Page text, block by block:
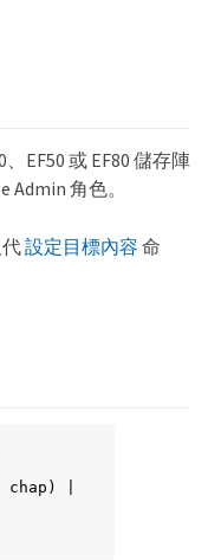
EF50 或 EF80 儲存陣
角色。
設定目標內容 命
chap) |